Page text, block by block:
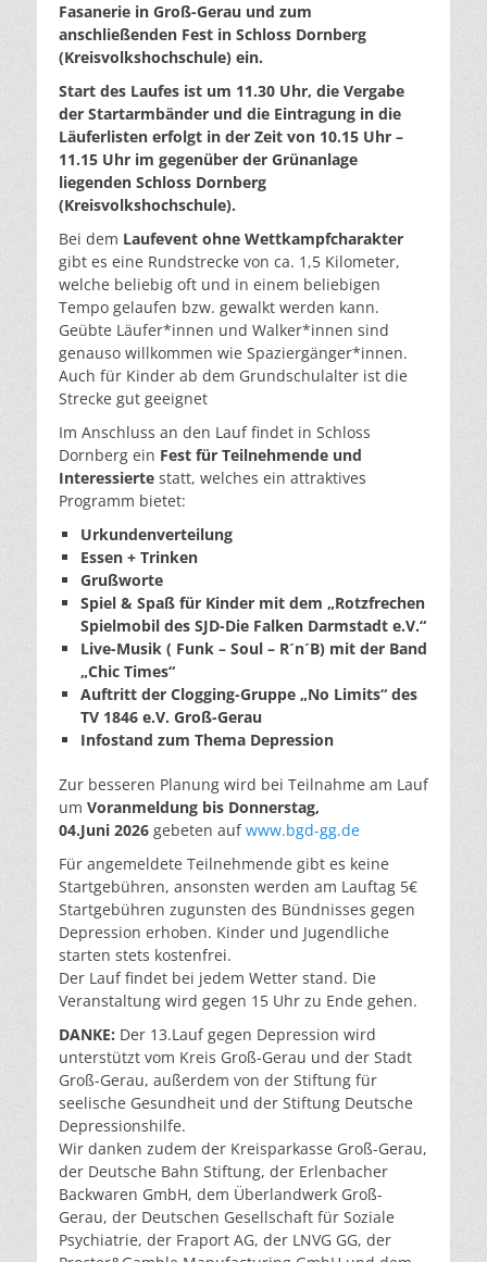
Fasanerie in Groß-Gerau und zum
anschließenden Fest in Schloss Dornberg
(Kreisvolkshochschule) ein.
Start des Laufes ist um 11.30 Uhr, die Vergabe
der Startarmbänder und die Eintragung in die
Läuferlisten erfolgt in der Zeit von 10.15 Uhr –
11.15 Uhr im gegenüber der Grünanlage
liegenden Schloss Dornberg
(Kreisvolkshochschule).
Bei dem Laufevent ohne Wettkampfcharakter
gibt es eine Rundstrecke von ca. 1,5 Kilometer,
welche beliebig oft und in einem beliebigen
Tempo gelaufen bzw. gewalkt werden kann.
Geübte Läufer*innen und Walker*innen sind
genauso willkommen wie Spaziergänger*innen.
Auch für Kinder ab dem Grundschulalter ist die
Strecke gut geeignet
Im Anschluss an den Lauf findet in Schloss
Dornberg ein Fest für Teilnehmende und
Interessierte statt, welches ein attraktives
Programm bietet:
Urkundenverteilung
Essen + Trinken
Grußworte
Spiel & Spaß für Kinder mit dem „Rotzfrechen
Spielmobil des SJD-Die Falken Darmstadt e.V.“
Live-Musik ( Funk – Soul – R´n´B) mit der Band
„Chic Times“
Auftritt der Clogging-Gruppe „No Limits“ des
TV 1846 e.V. Groß-Gerau
Infostand zum Thema Depression
Zur besseren Planung wird bei Teilnahme am Lauf
um Voranmeldung bis Donnerstag,
04.Juni 2026 gebeten aufwww.bgd-gg.de
Für angemeldete Teilnehmende gibt es keine
Startgebühren, ansonsten werden am Lauftag 5€
Startgebühren zugunsten des Bündnisses gegen
Depression erhoben. Kinder und Jugendliche
starten stets kostenfrei.
Der Lauf findet bei jedem Wetter stand. Die
Veranstaltung wird gegen 15 Uhr zu Ende gehen.
DANKE: Der 13.Lauf gegen Depression wird
unterstützt vom Kreis Groß-Gerau und der Stadt
Groß-Gerau, außerdem von der Stiftung für
seelische Gesundheit und der Stiftung Deutsche
Depressionshilfe.
Wir danken zudem der Kreisparkasse Groß-Gerau,
der Deutsche Bahn Stiftung, der Erlenbacher
Backwaren GmbH, dem Überlandwerk Groß-
Gerau, der Deutschen Gesellschaft für Soziale
Psychiatrie, der Fraport AG, der LNVG GG, der